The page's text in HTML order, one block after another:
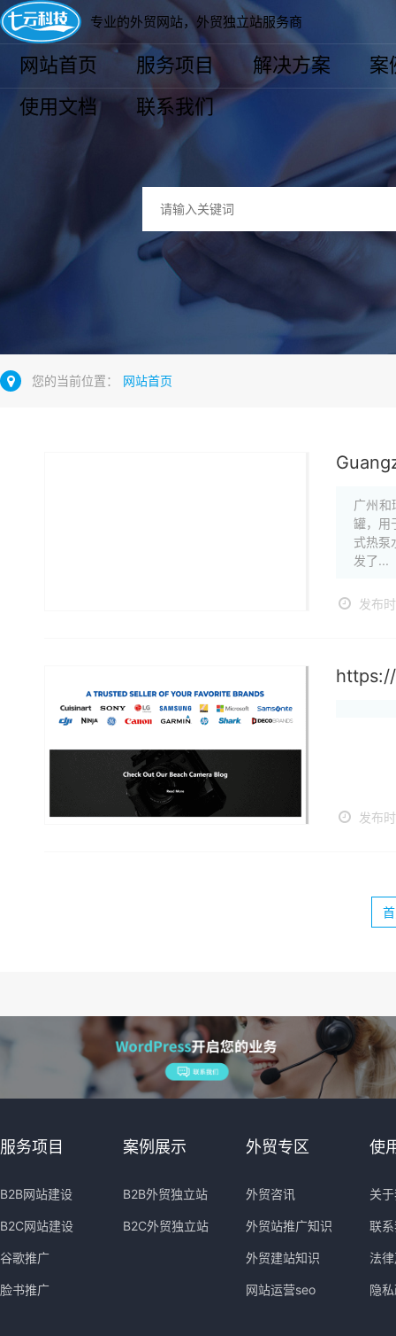
专业的外贸网站，外贸独立站服务商
网站首页 服务项目 解决方案
案
使用文档
联系我们
您的当前位置： 网站首页
广州
罐，用
式热泵
发了...
发布
发布
服务项目
B2B网站建设
B2C网站建设
谷歌推广
脸书推广
案例展示
B2B外贸独立站
B2C外贸独立站
外贸专区
外贸咨讯
外贸站推广知识
外贸建站知识
网站运营seo
使
关
联
法
隐